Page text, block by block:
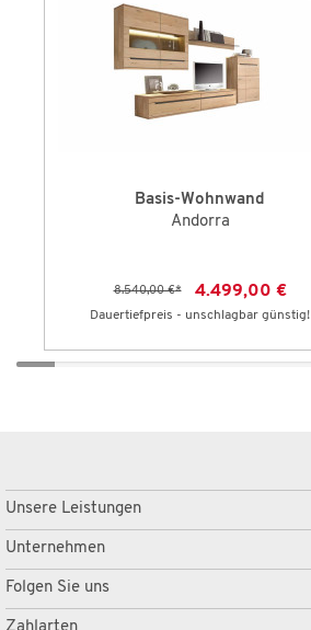
Basis-Wohnwand
Andorra
8.540,00 €* 4.499,00 €
Dauertiefpreis - unschlagbar günstig!
Unsere Leistungen
Unternehmen
Folgen Sie uns